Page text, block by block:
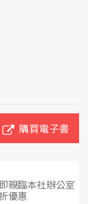
購買電子書
親臨本社辦公室
優惠